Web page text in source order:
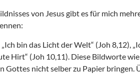
von Jesus gibt es für mich
bin das Licht der Welt“ (Joh 8,12),
Hirt“ (Joh 10,11). Diese Bildworte
Gottes nicht selber zu Papier bringen.